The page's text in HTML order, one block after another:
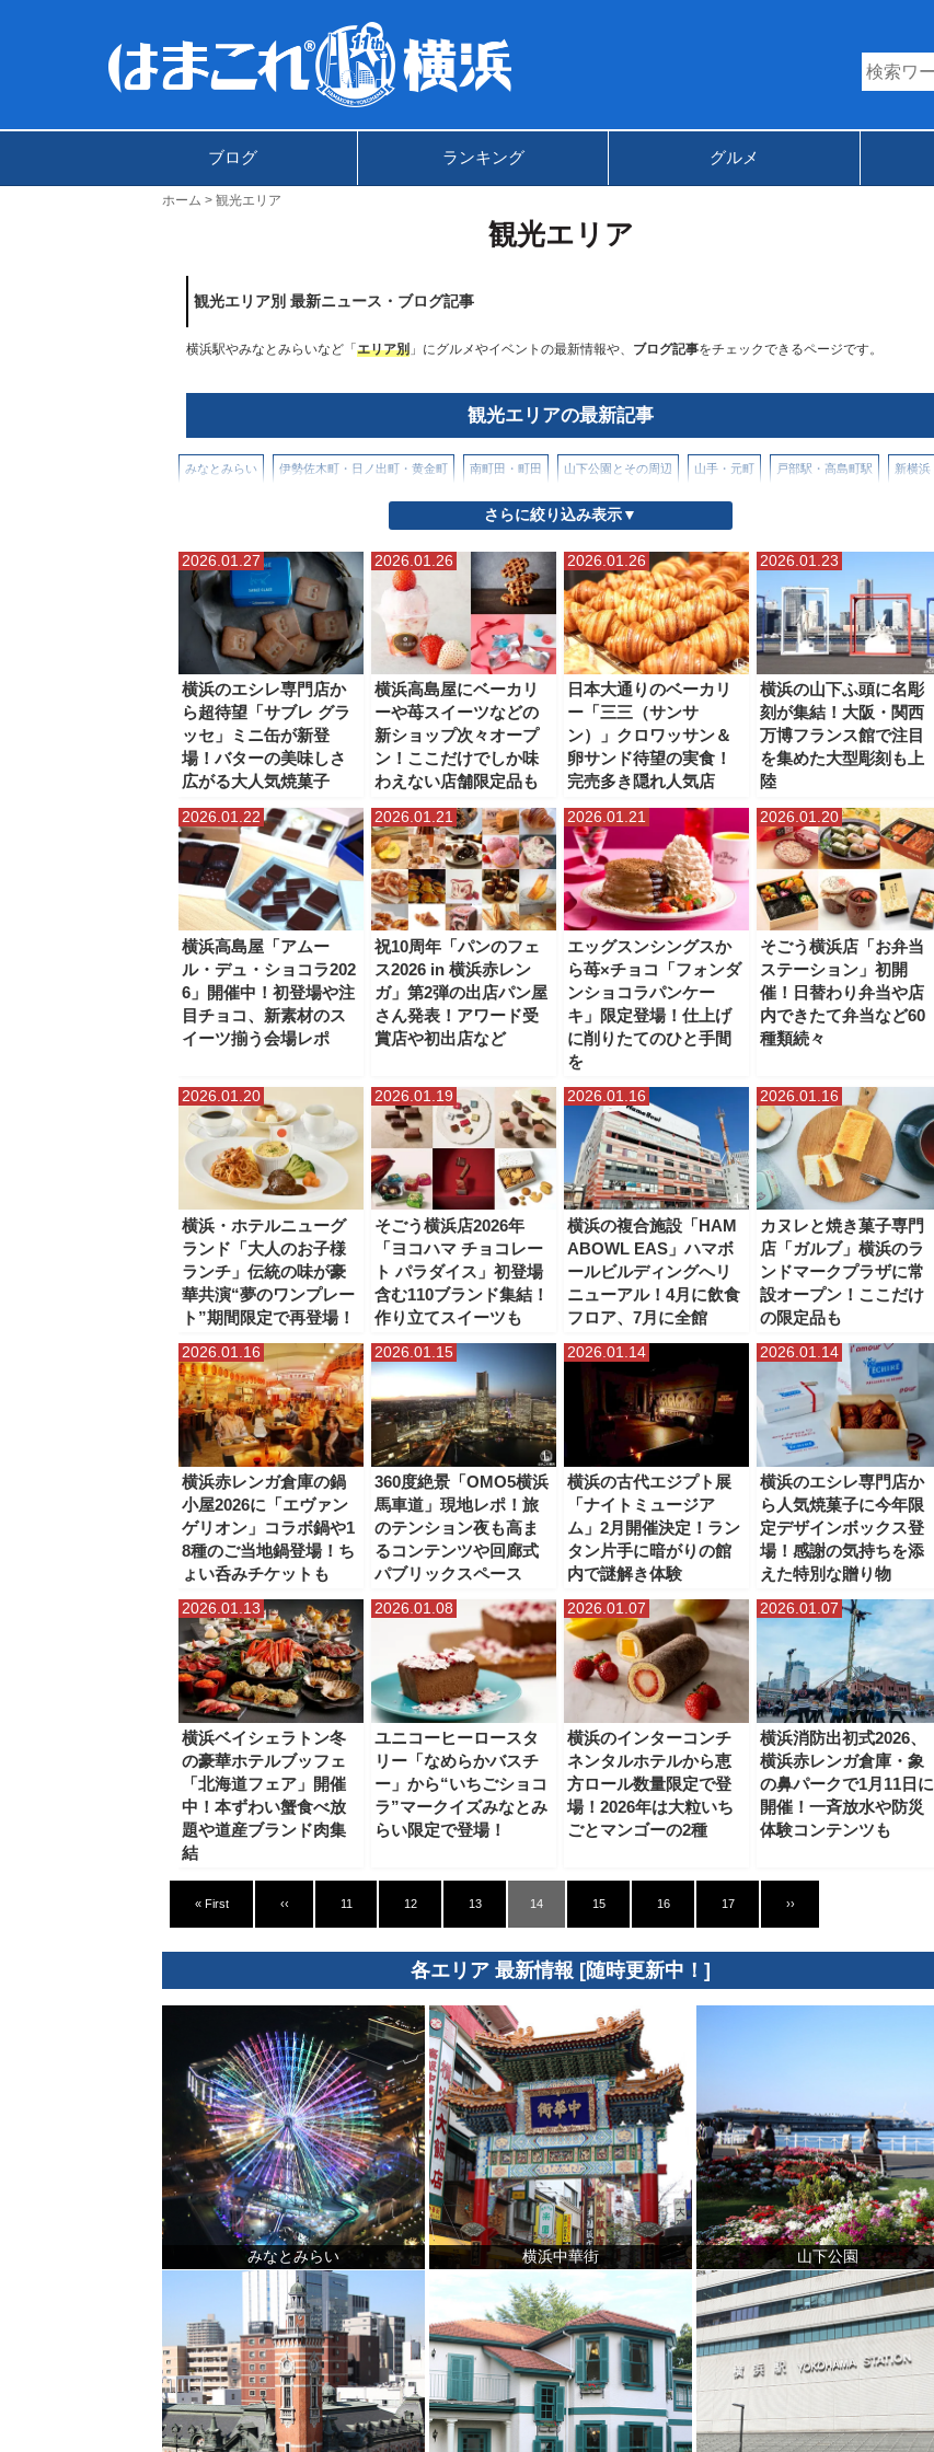
ブログ ランキング グルメ
ホーム 観光エリア
観光エリア
観光エリア別 最新ニュース・ブログ記事
横浜駅やみなとみらいなど「エリア別」にグルメやイベントの最新情報や、 ブログ記事をチェックできるページです。
観光エリアの最新記事
みなとみらい 伊勢佐木町・日ノ出町・黄金町 南町田・町田 山下公園とその周辺 山手・元町 戸部駅・高島町駅 新横浜
横浜からの日帰りスポット 横浜中華街
野毛・近隣エリア 鎌倉 関内・馬車道
さらに絞り込み表示▼
2026.01.27
横浜のエシレ専門店か
ら超待望「サブレ グラ
ッセ」ミニ缶が新登
場！バターの美味しさ
広がる大人気焼菓子
2026.01.26
横浜高島屋にベーカリ
ーや苺スイーツなどの
新ショップ次々オープ
ン！ここだけでしか味
わえない店舗限定品も
2026.01.26
日本大通りのベーカリ
ー「三三（サンサ
ン）」クロワッサン＆
卵サンド待望の実食！
完売多き隠れ人気店
2026.01.23
横浜の山下ふ頭に名彫
刻が集結！大阪・関西
万博フランス館で注目
を集めた大型彫刻も上
陸
2026.01.22
横浜高島屋「アムー
ル・デュ・ショコラ202
6」開催中！初登場や注
目チョコ、新素材のス
イーツ揃う会場レポ
2026.01.21
祝10周年「パンのフェ
ス2026 in 横浜赤レン
ガ」第2弾の出店パン屋
さん発表！アワード受
賞店や初出店など
2026.01.21
エッグスンシングスか
ら苺×チョコ「フォンダ
ンショコラパンケー
キ」限定登場！仕上げ
に削りたてのひと手間
を
2026.01.20
そごう横浜店「お弁当
ステーション」初開
催！日替わり弁当や店
内できたて弁当など60
種類続々
2026.01.20
横浜・ホテルニューグ
ランド「大人のお子様
ランチ」伝統の味が豪
華共演“夢のワンプレー
ト”期間限定で再登場！
2026.01.19
そごう横浜店2026年
「ヨコハマ チョコレー
ト パラダイス」初登場
含む110ブランド集結！
作り立てスイーツも
2026.01.16
横浜の複合施設「HAM
ABOWL EAS」ハマボ
ールビルディングへリ
ニューアル！4月に飲食
フロア、7月に全館
2026.01.16
カヌレと焼き菓子専門
店「ガルブ」横浜のラ
ンドマークプラザに常
設オープン！ここだけ
の限定品も
2026.01.16
横浜赤レンガ倉庫の鍋
小屋2026に「エヴァン
ゲリオン」コラボ鍋や1
8種のご当地鍋登場！ち
ょい呑みチケットも
2026.01.15
360度絶景「OMO5横浜
馬車道」現地レポ！旅
のテンション夜も高ま
るコンテンツや回廊式
パブリックスペース
2026.01.14
横浜の古代エジプト展
「ナイトミュージア
ム」2月開催決定！ラン
タン片手に暗がりの館
内で謎解き体験
2026.01.14
横浜のエシレ専門店か
ら人気焼菓子に今年限
定デザインボックス登
場！感謝の気持ちを添
えた特別な贈り物
2026.01.13
横浜ベイシェラトン冬
の豪華ホテルブッフェ
「北海道フェア」開催
中！本ずわい蟹食べ放
題や道産ブランド肉集
結
2026.01.08
ユニコーヒーロースタ
リー「なめらかバスチ
ー」から“いちごショコ
ラ”マークイズみなとみ
らい限定で登場！
2026.01.07
横浜のインターコンチ
ネンタルホテルから恵
方ロール数量限定で登
場！2026年は大粒いち
ごとマンゴーの2種
2026.01.07
横浜消防出初式2026、
横浜赤レンガ倉庫・象
の鼻パークで1月11日に
開催！一斉放水や防災
体験コンテンツも
« First ‹‹ 11 12 13 14 15 16 17 ››
各エリア 最新情報 [随時更新中！]
みなとみらい 横浜中華街 山下公園